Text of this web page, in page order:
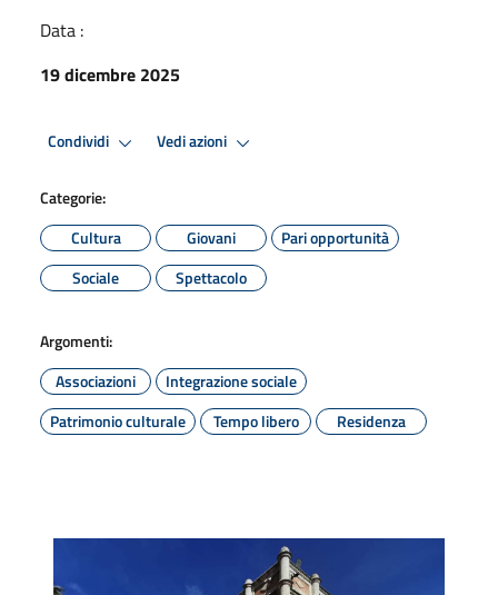
Data :
19 dicembre 2025
Condividi Vedi azioni
Categorie:
Cultura
Giovani
Pari opportunità
Sociale
Spettacolo
Argomenti:
Associazioni
Integrazione sociale
Patrimonio culturale
Tempo libero Residenza